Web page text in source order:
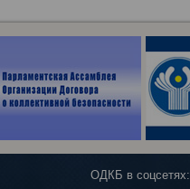
ОДКБ в соцсетях: